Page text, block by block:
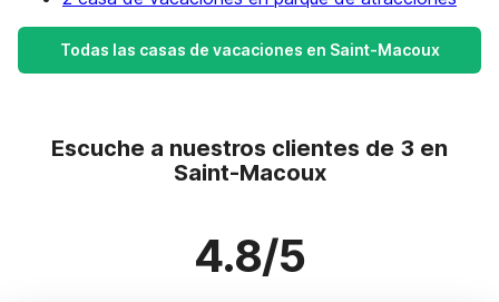
Todas las casas de vacaciones en Saint-Macoux
Escuche a nuestros clientes de 3 en
Saint-Macoux
4.8/5